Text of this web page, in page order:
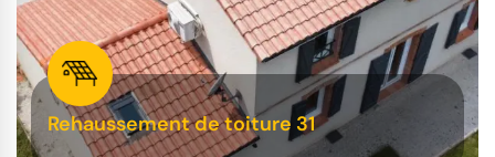
Rehaussement de toiture 31